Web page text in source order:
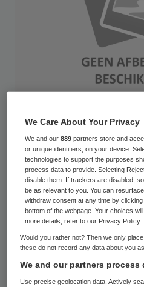
oud-bestuurder Henny
een
betaald. Lodewijks
totaal 340.743 euro.
uit de jaarrekening van
Lodewijks is op advies
toezicht opgestapt.
We Care About Your Privacy
We and our889 partners store and
or unique identifiers, on your device.
technologies to support the purposes
process data to provide. Selecting
disable them. If trackers are disabled,
be as relevant to you. You can
withdraw consent at any time by
bottom of the webpage. Your choices
more details, refer to our Privacy Policy.
Would you rather not? Then we only
these do not record any data about you
We and our partners process
Use precise geolocation data. Actively